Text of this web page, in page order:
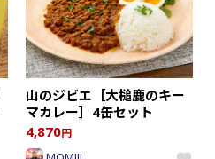
山のジビエ［大槌鹿のキー
マカレー］4缶セット
4,870円